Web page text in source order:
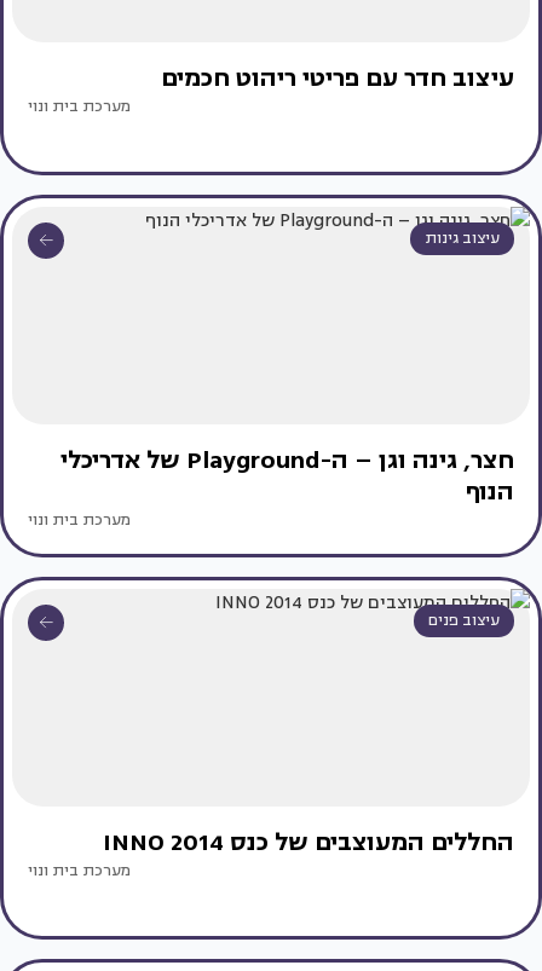
עיצוב חדר עם פריטי ריהוט חכמים
מערכת בית ונוי
עיצוב גינות
חצר, גינה וגן – ה-Playground של אדריכלי
הנוף
מערכת בית ונוי
עיצוב פנים
החללים המעוצבים של כנס INNO 2014
מערכת בית ונוי